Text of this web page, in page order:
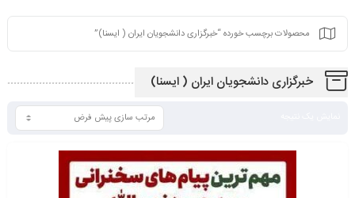
محصولات برچسب خورده “خبرگزاری دانشجویان ایران ( ایسنا)”
خبرگزاری دانشجویان ایران ( ایسنا)